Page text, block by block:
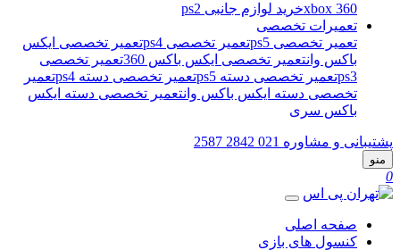
xbox 360خرید لوازم جانبی ps2
تعمیرات تخصصی
تعمیر تخصصی ps5
تعمیر تخصصی ps4
تعمیر تخصصی ایکس
باکس وانتعمیر تخصصی ایکس باکس 360
تعمیر تخصصی
ps3تعمیر تخصصی دسته ps5 تعمیر تخصصی دسته ps4
تعمیر
تخصصی دسته ایکس باکس وانتعمیر تخصصی دسته ایکس
باکس سری
پشتیبانی و مشاوره 021 2842 2587
منو
0
صفحه اصلی
کنسول های بازی